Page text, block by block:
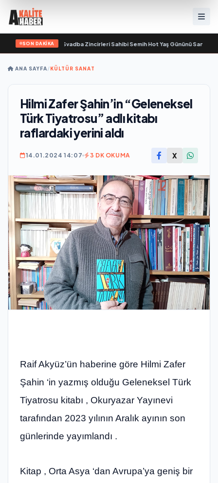
SON DAKİKA
yitirdi• Svadba Zincirleri Sahibi Semih Hot Yaş Gününü Sanat ve
ANA SAYFA/KÜLTÜR SANAT
Hilmi Zafer Şahin’in “Geleneksel
Türk Tiyatrosu” adlı kitabı
raflardaki yerini aldı
14.01.2024 14:07 3 DK OKUMA X
Raif Akyüz’ün haberine göre Hilmi Zafer
Şahin ‘in yazmış olduğu Geleneksel Türk
Tiyatrosu kitabı , Okuryazar Yayınevi
tarafından 2023 yılının Aralık ayının son
günlerinde yayımlandı .
Kitap , Orta Asya ‘dan Avrupa’ya geniş bir